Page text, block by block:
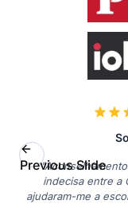
indecisa entre a
ajudaram-me a
Previous Slide